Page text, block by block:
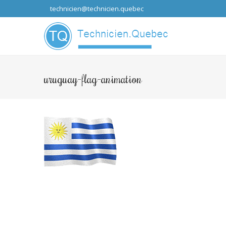
technicien@technicien.quebec ...que les
uruguay-flag-animation